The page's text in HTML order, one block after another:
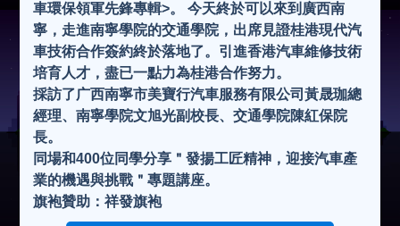
車環保領軍先鋒專輯>。 今天終於可以來到廣西南
寧，走進南寧學院的交通學院，出席見證桂港現代汽
車技術合作簽約終於落地了。引進香港汽車維修技術
培育人才，盡已一點力為桂港合作努力。
採訪了广西南寧市美寶行汽車服務有限公司黃晟珈總
經理、南寧學院文旭光副校長、交通學院陳紅保院
長。
同場和400位同學分享＂發揚工匠精神，迎接汽車產
業的機遇與挑戰＂專題講座。
旗袍贊助：祥發旗袍